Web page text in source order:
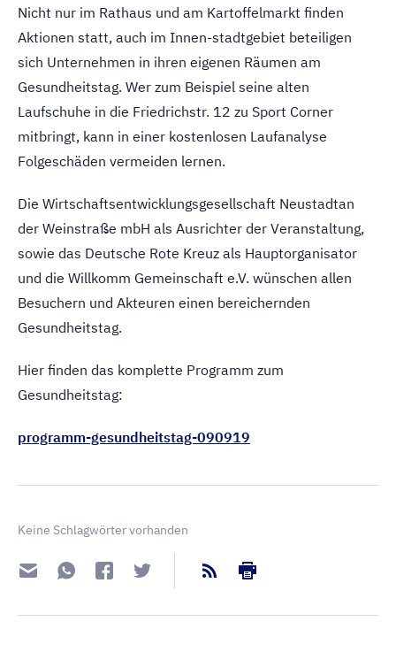
Nicht nur im Rathaus und am Kartoffelmarkt finden
Aktionen statt, auch im Innen-stadtgebiet beteiligen
sich Unternehmen in ihren eigenen Räumen am
Gesundheitstag. Wer zum Beispiel seine alten
Laufschuhe in die Friedrichstr. 12 zu Sport Corner
mitbringt, kann in einer kostenlosen Laufanalyse
Folgeschäden vermeiden lernen.
Die Wirtschaftsentwicklungsgesellschaft Neustadtan
der Weinstraße mbH als Ausrichter der Veranstaltung,
sowie das Deutsche Rote Kreuz als Hauptorganisator
und die Willkomm Gemeinschaft e.V. wünschen allen
Besuchern und Akteuren einen bereichernden
Gesundheitstag.
Hier finden das komplette Programm zum
Gesundheitstag:
programm-gesundheitstag-090919
Keine Schlagwörter vorhanden